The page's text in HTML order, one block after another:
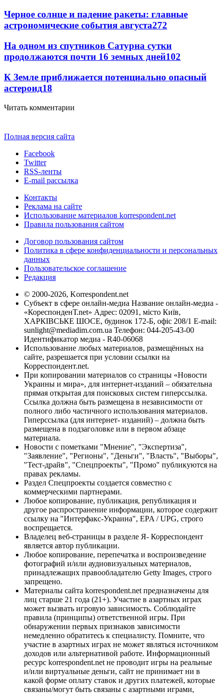
Черное солнце и падение ракеты: главные
астрономические события августа272
На одном из спутников Сатурна сутки
продолжаются почти 16 земных дней102
К Земле приближается потенциально опасный
астероид18
Читать комментарии
Полная версия сайта
Facebook
Twitter
RSS-ленты
E-mail рассылка
Контакты
Реклама на сайте
Использование материалов korrespondent.net
Правила пользования сайтом
Договор пользования сайтом
Политика в сфере конфиденциальности и персональных
данных
Пользовательское соглашение
Редакция
© 2000-2026, Korrespondent.net
Субъект в сфере онлайн-медиа Название онлайн-медиа -
«КореспонденТ.net» Адрес: 02091, місто Київ,
ХАРКІВСЬКЕ ШОСЕ, будинок 172-Б, офіс 208/1 E-mail:
sunlight@mediadim.com.ua Телефон: 044-205-43-00
Идентификатор медиа - R40-06068
Использование любых материалов, размещённых на
сайте, разрешается при условии ссылки на
Корреспондент.net.
При копировании материалов со страницы «Новости
Украины и мира», для интернет-изданий – обязательна
прямая открытая для поисковых систем гиперссылка.
Ссылка должна быть размещена в независимости от
полного либо частичного использования материалов.
Гиперссылка (для интернет- изданий) – должна быть
размещена в подзаголовке или в первом абзаце
материала.
Новости с пометками "Мнение", "Экспертиза",
"Заявление", "Регионы", "Деньги", "Власть", "Выборы",
"Тест-драйв", "Спецпроекты", "Промо" публикуются на
правах рекламы.
Раздел Спецпроекты создается совместно с
коммерческими партнерами.
Любое копирование, публикация, републикация и
другое распространение информации, которое содержит
ссылку на "Интерфакс-Украина", EPA / UPG, строго
воспрещается.
Владелец веб-страницы в разделе Я- Корреспондент
является автор публикации.
Любое копирование, перепечатка и воспроизведение
фотографий и/или аудиовизуальных материалов,
принадлежащих правообладателю Getty Images, строго
запрещено.
Материалы сайта korrespondent.net предназначены для
лиц старше 21 года (21+). Участие в азартных играх
может вызвать игровую зависимость. Соблюдайте
правила (принципы) ответственной игры. При
обнаружении первых признаков зависимости
немедленно обратитесь к специалисту. Помните, что
участие в азартных играх не может являться источником
доходов или альтернативой работе. Информационный
ресурс korrespondent.net не проводит игры на реальные
и/или виртуальные деньги, сайт не принимает ни в
какой форме оплату ставок и других платежей, которые
связаны/могут быть связаны с азартными играми,